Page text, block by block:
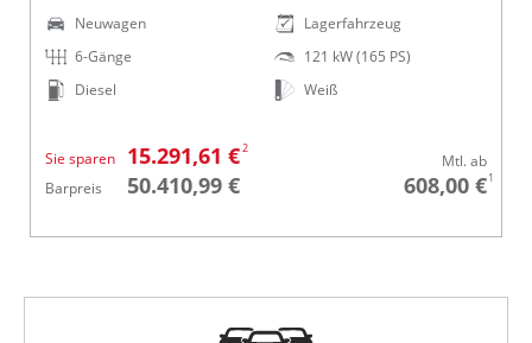
Neuwagen
6-Gänge
Diesel
Lagerfahrzeug
121 kW (165 PS)
Weiß
Sie sparen 15.291,61 €2
Barpreis 50.410,99 €
Mtl. ab
608,00 €1